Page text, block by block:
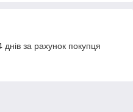
за рахунок покупця